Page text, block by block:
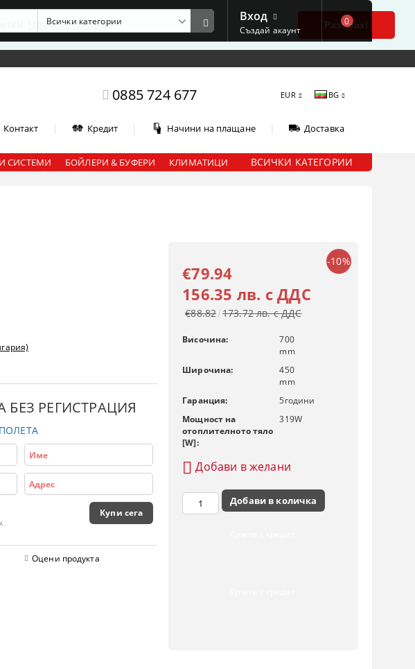
Научете повече Разбрах!
0885 724 677 EUR BG
Контакт Кредит Начини на плащане Доставка
Вход
Създай акаунт
0
СИСТЕМИ БОЙЛЕРИ & БУФЕРИ КЛИМАТИЦИ ВСИЧКИ КАТЕГОРИИ
БЕЗ РЕГИСТРАЦИЯ
Оцени продукта
-10%
€79.94
156.35 лв. с ДДС
€88.82 173.72 лв. с ДДС
Височина:
700
mm
Широчина:
450
mm
Гаранция:
5години
Мощност на
отоплителното тяло
[W]:
319W
Добави в желани